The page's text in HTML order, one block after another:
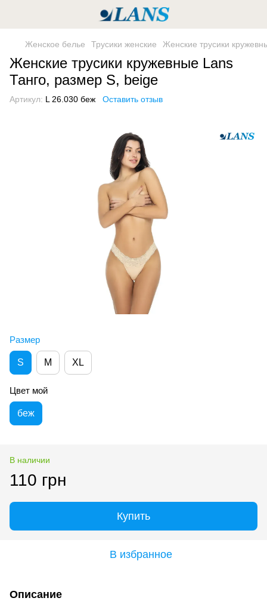
Женское белье Трусики женские Женские трусики
Женские трусики кружевные Lans
Танго, размер S, beige
Артикул: L 26.030 беж Оставить отзыв
Размер
S M XL
Цвет мой
беж
В наличии
110 грн
Купить
В избранное
Описание